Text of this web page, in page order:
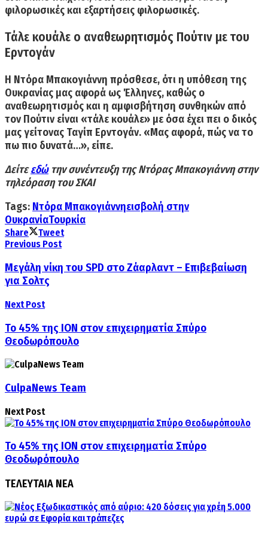
φιλορωσικές και εξαρτήσεις φιλορωσικές.
Τάλε κουάλε ο αναθεωρητισμός Πούτιν με του
Ερντογάν
Η Ντόρα Μπακογιάννη πρόσθεσε, ότιη υπόθεση της
Ουκρανίας μας αφορά ως Έλληνες,καθώς ο
αναθεωρητισμός και η αμφισβήτηση συνθηκών από
τον Πούτιν είναι «τάλε κουάλε» με όσα έχει πει ο δικός
μας γείτονας Ταγίπ Ερντογάν. «Μας αφορά, πώς να το
πω πιο δυνατά…», είπε.
Δείτεεδώ την συνέντευξη της Ντόρας Μπακογιάννη στην
τηλεόραση τουΣΚΑΙ
Tags: Ντόρα Μπακογιάννηεισβολή στην
ΟυκρανίαΤουρκία
Share
Tweet
Previous Post
Μεγάλη νίκη του SPD στο Ζάαρλαντ – Eπιβεβαίωση
για Σολτς
Next Post
Το 45% της ΙΟΝ στον επιχειρηματία Σπύρο
Θεοδωρόπουλο
CulpaNews Team
Next Post
Το 45% της ΙΟΝ στον επιχειρηματία Σπύρο
Θεοδωρόπουλο
ΤΕΛΕΥΤΑΙΑ ΝΕΑ